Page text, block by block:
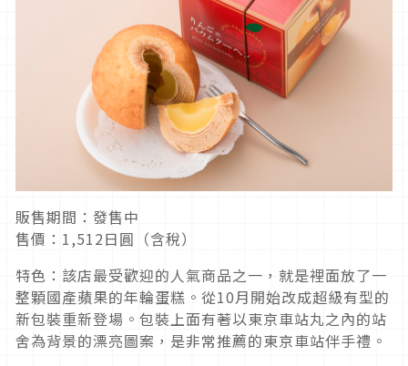
販售期間：發售中
售價：1,512日圓（含稅）
特色：該店最受歡迎的人氣商品之一，就是裡面放了一
整顆國產蘋果的年輪蛋糕。從10月開始改成超級有型的
新包裝重新登場。包裝上面有著以東京車站丸之內的站
舍為背景的漂亮圖案，是非常推薦的東京車站伴手禮。